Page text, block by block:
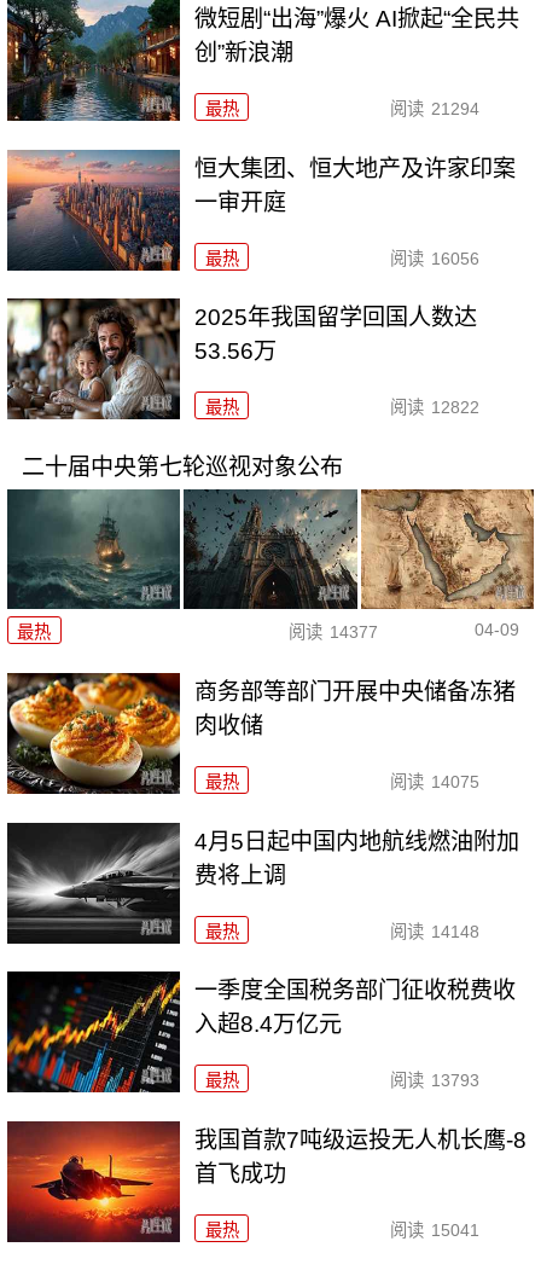
微短剧“出海”爆火 AI掀起“全民共
创”新浪潮
最热 阅读 21294
恒大集团、恒大地产及许家印案
一审开庭
最热 阅读 16056
2025年我国留学回国人数达
53.56万
最热 阅读 12822
二十届中央第七轮巡视对象公布
最热 阅读 14377 04-09
商务部等部门开展中央储备冻猪
肉收储
最热 阅读 14075
4月5日起中国内地航线燃油附加
费将上调
最热 阅读 14148
一季度全国税务部门征收税费收
入超8.4万亿元
最热 阅读 13793
我国首款7吨级运投无人机长鹰-8
首飞成功
最热 阅读 15041